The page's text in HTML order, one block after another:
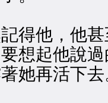
他，他甚
想起他說
她再活下